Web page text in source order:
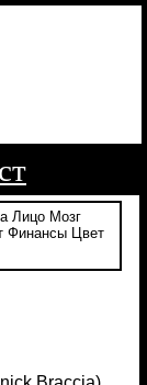
Лицо Мозг
Финансы
Цвет